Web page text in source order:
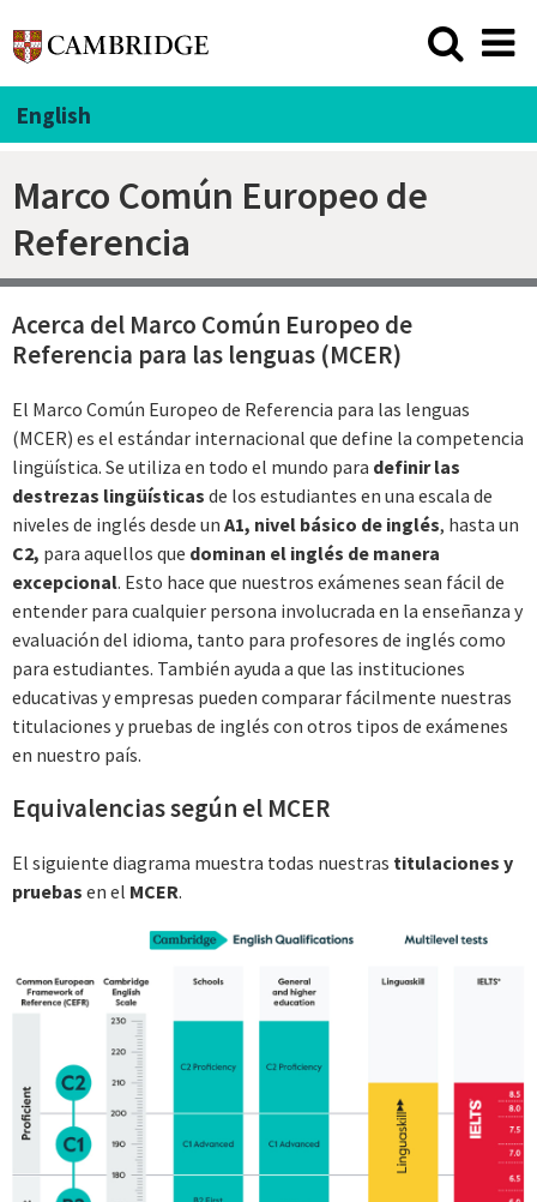
English
Marco Común Europeo de
Referencia
Acerca del Marco Común Europeo de
Referencia para las lenguas (MCER)
El Marco Común Europeo de Referencia para las lenguas
(MCER) es el estándar internacional que define la competencia
lingüística. Se utiliza en todo el mundo para definir las
destrezas lingüísticas de los estudiantes en una escala de
niveles de inglés desde un A1, nivel básico de inglés, hasta un
C2, para aquellos que dominan el inglés de manera
excepcional. Esto hace que nuestros exámenes sean fácil de
entender para cualquier persona involucrada en la enseñanza y
evaluación del idioma, tanto para profesores de inglés como
para estudiantes. También ayuda a que las instituciones
educativas y empresas pueden comparar fácilmente nuestras
titulaciones y pruebas de inglés con otros tipos de exámenes
en nuestro país.
Equivalencias según el MCER
El siguiente diagrama muestra todas nuestras titulaciones y
pruebas en el MCER.